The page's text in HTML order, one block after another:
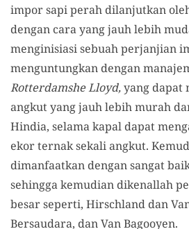
impor sapi perah dilanjutkan
dengan cara yang jauh lebih
menginisiasi sebuah perjanjian
menguntungkan dengan
Rotterdamshe Lloyd,yang dapat
angkut yang jauh lebih murah
Hindia, selama kapal dapat
ekor ternak sekali angkut.
dimanfaatkan dengan sangat
sehingga kemudian dikenallah
besar seperti, Hirschland dan
Bersaudara, dan Van Bagooyen.